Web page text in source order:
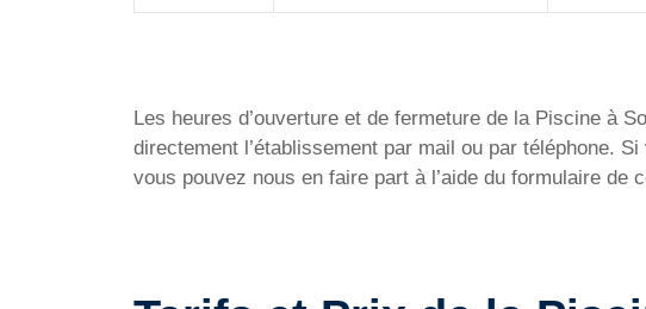
Les heures d’ouverture et de fermeture de la Piscine à
directement l’établissement par mail ou par téléphone.
vous pouvez nous en faire part à l’aide du formulaire